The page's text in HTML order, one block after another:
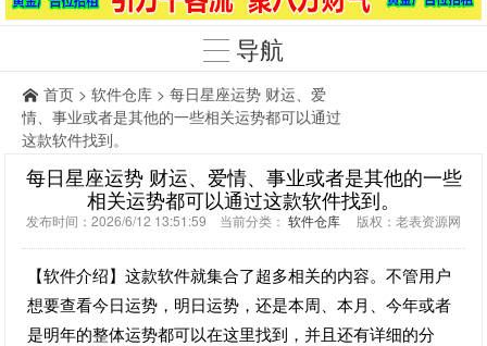
导航
首页 > 软件仓库 > 每日星座运势 财运、爱
情、事业或者是其他的一些相关运势都可以通过
这款软件找到。
每日星座运势 财运、爱情、事业或者是其他的一些
相关运势都可以通过这款软件找到。
发布时间：2026/6/12 13:51:59 当前分类： 软件仓库 版权：老表资源网
【软件介绍】这款软件就集合了超多相关的内容。不管用户
想要查看今日运势，明日运势，还是本周、本月、今年或者
是明年的整体运势都可以在这里找到，并且还有详细的分